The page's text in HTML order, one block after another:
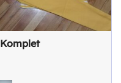
Komplet